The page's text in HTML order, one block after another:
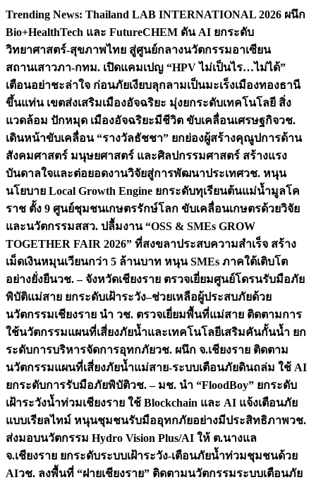
Skip
content
Trending News: Thailand LAB INTERNATIONAL 2026 ผนึก
Bio+HealthTech และ FutureCHEM ดัน AI ยกระดับ
วิทยาศาสตร์-สุขภาพไทย สู่ศูนย์กลางนวัตกรรมอาเซียน
สถานเสาวภา-กทม. เปิดแคมเปญ “HPV ไม่เป็นไร…ไม่ได้”
เตือนอย่าชะล่าใจ ก่อนภัยเงียบลุกลามเป็นมะเร็งเมืองทองธานี
ขึ้นแท่น เขตส่งเสริมเมืองอัจฉริยะ มุ่งยกระดับเทคโนโลยี สิ่ง
แวดล้อม ปักหมุด เมืองอัจฉริยะมีชีวิต ขับเคลื่อนเศรษฐกิจวช.
เดินหน้าขับเคลื่อน “รางวัลธัชชา” ยกย่องผู้สร้างคุณูปการด้าน
สังคมศาสตร์ มนุษยศาสตร์ และศิลปกรรมศาสตร์ สร้างแรง
บันดาลใจและต่อยอดงานวิจัยสู่การพัฒนาประเทศวช. หนุน
นโยบาย Local Growth Engine ยกระดับทุเรียนต้นแม่น้ำมูลโค
ราช ตั้ง 9 ศูนย์ชุมชนเกษตรรักษ์โลก ขับเคลื่อนเกษตรด้วยวิจัย
และนวัตกรรมสสว. ปลื้มงาน “OSS & SMEs GROW
TOGETHER FAIR 2026” ที่สงขลาประสบความสำเร็จ สร้าง
เม็ดเงินหมุนเวียนกว่า 5 ล้านบาท หนุน SMEs ภาคใต้เติบโต
อย่างยั่งยืนวช. – จังหวัดเชียงราย ตรวจเยี่ยมศูนย์โดรนรับมือภัย
พิบัติแม่สาย ยกระดับเฝ้าระวัง–ช่วยเหลือผู้ประสบภัยด้วย
นวัตกรรมเชียงราย นำ วช. ตรวจเยี่ยมพื้นที่แม่สาย ติดตามการ
ใช้นวัตกรรมแผนที่เสี่ยงภัยน้ำและเทคโนโลยีเสริมคันกั้นน้ำ ยก
ระดับการบริหารจัดการอุทกภัยวช. ผนึก จ.เชียงราย ติดตาม
นวัตกรรมแผนที่เสี่ยงภัยน้ำแม่สาย-ระบบเตือนภัยดินถล่ม ใช้ AI
ยกระดับการรับมือภัยพิบัติวช. – มช. นำ “FloodBoy” ยกระดับ
เฝ้าระวังน้ำท่วมเชียงราย ใช้ Blockchain และ AI แจ้งเตือนภัย
แบบเรียลไทม์ หนุนชุมชนรับมืออุทกภัยอย่างมีประสิทธิภาพวช.
ส่งมอบนวัตกรรม Hydro Vision Plus/AI ให้ ต.นางแล
จ.เชียงราย ยกระดับระบบเฝ้าระวัง-เตือนภัยน้ำท่วมชุมชนด้วย
AIวช. ลงพื้นที่ “ฝายเชียงราย” ติดตามนวัตกรรมระบบเตือนภัย